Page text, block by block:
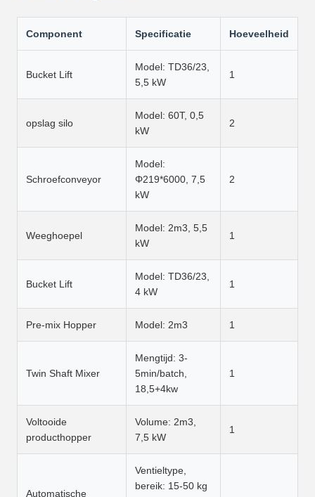
Component Specificatie Hoeveelheid
Bucket Lift
Model: TD36/23,
5,5 kW
1
opslag silo
Model: 60T, 0,5
kW
2
Schroefconveyor
Model:
Φ219*6000, 7,5
kW
2
Weeghoepel
Model: 2m3, 5,5
kW
1
Bucket Lift
Model: TD36/23,
4 kW
1
Pre-mix Hopper Model: 2m3 1
Twin Shaft Mixer
Mengtijd: 3-
5min/batch,
18,5+4kw
1
Voltooide
producthopper
Volume: 2m3,
7,5 kW
1
Automatische
Ventieltype,
bereik: 15-50 kg